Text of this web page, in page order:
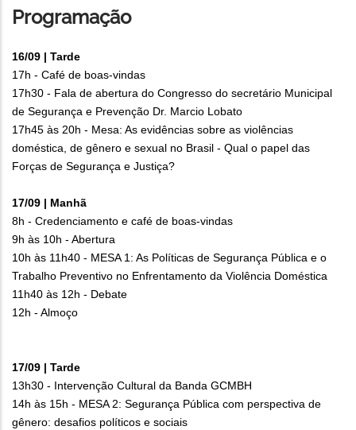
Programação
16/09 | Tarde
17h - Café de boas-vindas
17h30 - Fala de abertura do Congresso do secretário Municipal
de Segurança e Prevenção Dr. Marcio Lobato
17h45 às 20h - Mesa: As evidências sobre as violências
doméstica, de gênero e sexual no Brasil - Qual o papel das
Forças de Segurança e Justiça?
17/09 | Manhã
8h - Credenciamento e café de boas-vindas
9h às 10h - Abertura
10h às 11h40 - MESA 1: As Políticas de Segurança Pública e o
Trabalho Preventivo no Enfrentamento da Violência Doméstica
11h40 às 12h - Debate
12h - Almoço
17/09 | Tarde
13h30 - Intervenção Cultural da Banda GCMBH
14h às 15h - MESA 2: Segurança Pública com perspectiva de
gênero: desafios políticos e sociais